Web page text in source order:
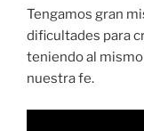
Tengamos gran
dificultades para
teniendo al
nuestra fe.